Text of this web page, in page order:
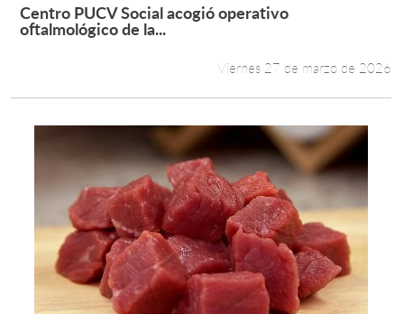
Leer más +
Centro PUCV Social acogió operativo
oftalmológico de la...
Viernes 27 de marzo de 2026